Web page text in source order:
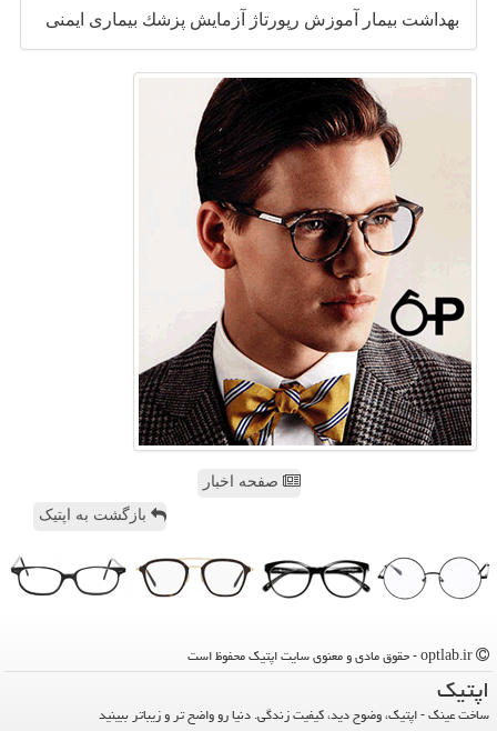
بهداشت بیمار آموزش رپورتاژ آزمایش پزشك بیماری ایمنی
صفحه اخبار
بازگشت به اپتیک
اپتیك
ساخت عینک - اپتیک، وضوح دید، کیفیت زندگی. دنیا رو واضح تر و زیباتر ببینید